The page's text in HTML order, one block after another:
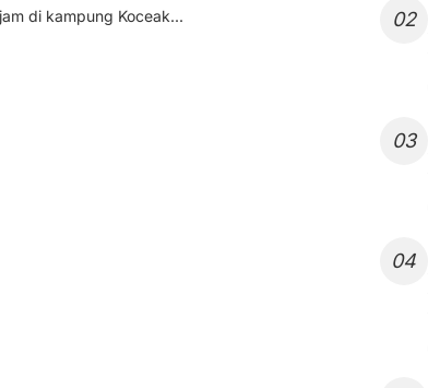
di kampung Koceak...
02
03
04